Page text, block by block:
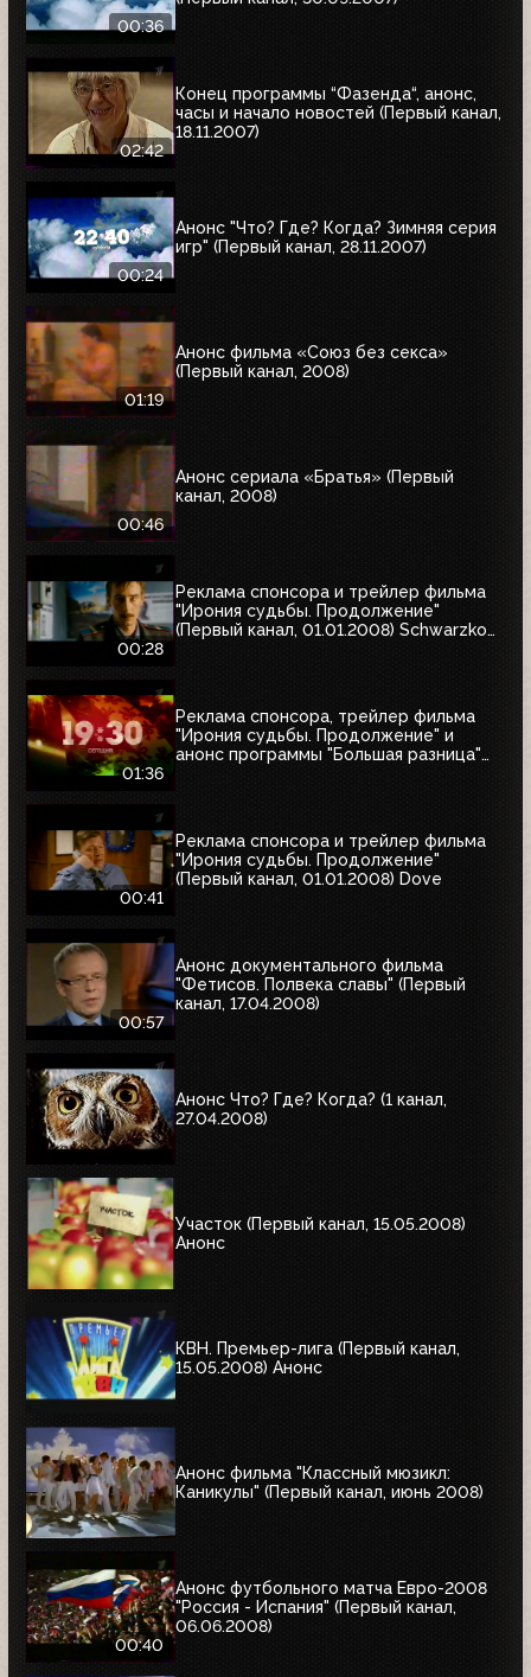
00:36
02:42
Конец программы “Фазенда“, анонс,
часы и начало новостей (Первый канал,
18.11.2007)
00:24
Анонс "Что? Где? Когда? Зимняя серия
игр" (Первый канал, 28.11.2007)
01:19
Анонс фильма «Союз без секса»
(Первый канал, 2008)
00:46
Анонс сериала «Братья» (Первый
канал, 2008)
00:28
Реклама спонсора и трейлер фильма
"Ирония судьбы. Продолжение"
(Первый канал, 01.01.2008) Schwarzkopf
01:36
Реклама спонсора, трейлер фильма
"Ирония судьбы. Продолжение" и
анонс программы "Большая разница"
00:41
Реклама спонсора и трейлер фильма
"Ирония судьбы. Продолжение"
(Первый канал, 01.01.2008) Dove
00:57
Анонс документального фильма
"Фетисов. Полвека славы" (Первый
канал, 17.04.2008)
Анонс Что? Где? Когда? (1 канал,
27.04.2008)
Участок (Первый канал, 15.05.2008)
Анонс
КВН. Премьер-лига (Первый канал,
15.05.2008) Анонс
Анонс фильма "Классный мюзикл:
Каникулы" (Первый канал, июнь 2008)
00:40
Анонс футбольного матча Евро-2008
"Россия - Испания" (Первый канал,
06.06.2008)